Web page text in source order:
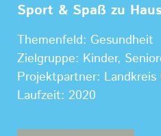
Sport & Spaß zu
Themenfeld: Gesundheit
Zielgruppe: Kinder,
Projektpartner: Landkreis
Laufzeit: 2020